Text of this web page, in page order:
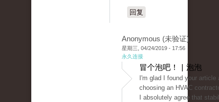
回复
Anonymous (未验证)
星期三, 04/24/2019 - 17:56
永久连接
冒个泡吧！ | 泡泡
I'm glad I found your article
choosing an HVAC
I absolutely agree that